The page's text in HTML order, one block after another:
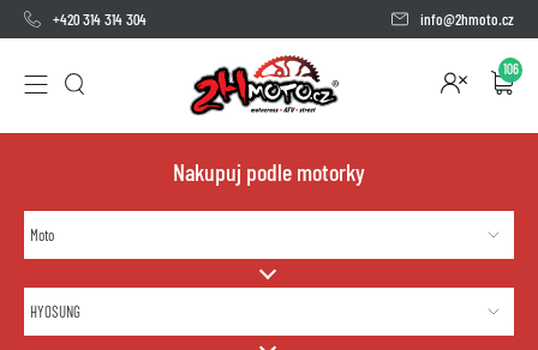
+420 314 314 304 info@2hmoto.cz
106
Nakupuj podle motorky